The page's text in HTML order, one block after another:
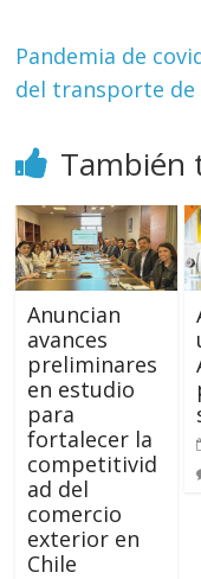
Pandemia de
del transporte de
También
Anuncian
avances
preliminares
en estudio
para
fortalecer la
competitivid
ad del
comercio
exterior en
Chile